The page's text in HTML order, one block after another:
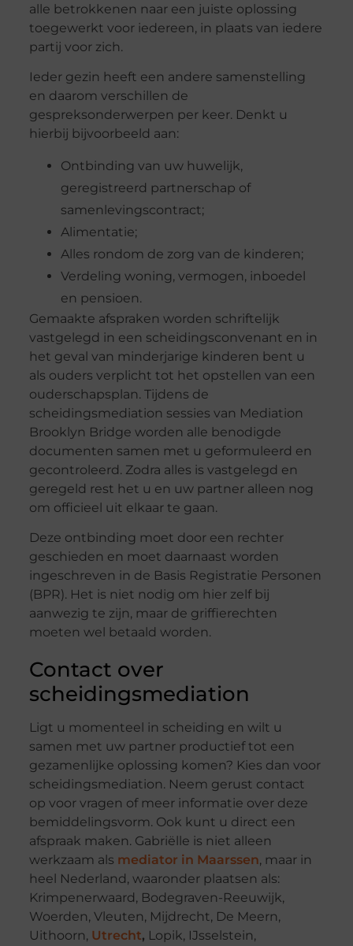
alle betrokkenen naar een juiste oplossing
toegewerkt voor iedereen, in plaats van iedere
partij voor zich.
Ieder gezin heeft een andere samenstelling
en daarom verschillen de
gespreksonderwerpen per keer. Denkt u
hierbij bijvoorbeeld aan:
Ontbinding van uw huwelijk,
geregistreerd partnerschap of
samenlevingscontract;
Alimentatie;
Alles rondom de zorg van de kinderen;
Verdeling woning, vermogen, inboedel
en pensioen.
Gemaakte afspraken worden schriftelijk
vastgelegd in een scheidingsconvenant en in
het geval van minderjarige kinderen bent u
als ouders verplicht tot het opstellen van een
ouderschapsplan. Tijdens de
scheidingsmediation sessies van Mediation
Brooklyn Bridge worden alle benodigde
documenten samen met u geformuleerd en
gecontroleerd. Zodra alles is vastgelegd en
geregeld rest het u en uw partner alleen nog
om officieel uit elkaar te gaan.
Deze ontbinding moet door een rechter
geschieden en moet daarnaast worden
ingeschreven in de Basis Registratie Personen
(BPR). Het is niet nodig om hier zelf bij
aanwezig te zijn, maar de griffierechten
moeten wel betaald worden.
Contact over
scheidingsmediation
Ligt u momenteel in scheiding en wilt u
samen met uw partner productief tot een
gezamenlijke oplossing komen? Kies dan voor
scheidingsmediation. Neem gerust contact
op voor vragen of meer informatie over deze
bemiddelingsvorm. Ook kunt u direct een
afspraak maken. Gabriëlle is niet alleen
werkzaam als mediator in Maarssen, maar in
heel Nederland, waaronder plaatsen als:
Krimpenerwaard, Bodegraven-Reeuwijk,
Woerden, Vleuten, Mijdrecht, De Meern,
Uithoorn, Utrecht, Lopik, IJsselstein,